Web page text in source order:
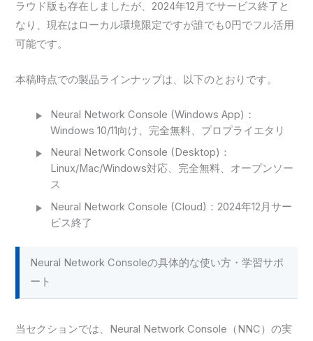
ラウド版も存在しましたが、2024年12月でサービス終了と
なり、現在はローカル環境限定ですが誰でも0円でフル活用
可能です。
本稿時点での製品ラインナップは、以下のとおりです。
Neural Network Console (Windows App)：
Windows 10/11向け、完全無料、プロプライエタリ
Neural Network Console (Desktop)：
Linux/Mac/Windows対応、完全無料、オープンソー
ス
Neural Network Console (Cloud)：2024年12月サー
ビス終了
Neural Network Consoleの具体的な使い方・学習サポ
ート
当セクションでは、Neural Network Console（NNC）の実